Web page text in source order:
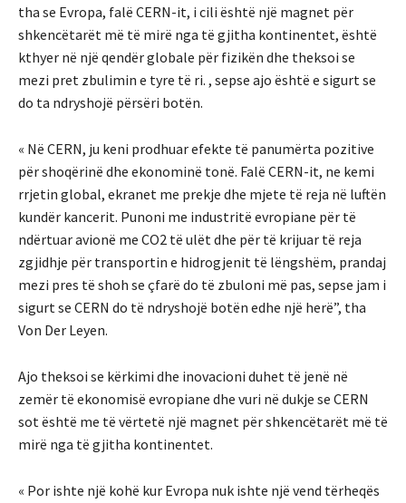
tha se Evropa, falë CERN-it, i cili është një magnet për
shkencëtarët më të mirë nga të gjitha kontinentet, është
kthyer në një qendër globale për fizikën dhe theksoi se
mezi pret zbulimin e tyre të ri. , sepse ajo është e sigurt se
do ta ndryshojë përsëri botën.
« Në CERN, ju keni prodhuar efekte të panumërta pozitive
për shoqërinë dhe ekonominë tonë. Falë CERN-it, ne kemi
rrjetin global, ekranet me prekje dhe mjete të reja në luftën
kundër kancerit. Punoni me industritë evropiane për të
ndërtuar avionë me CO2 të ulët dhe për të krijuar të reja
zgjidhje për transportin e hidrogjenit të lëngshëm, prandaj
mezi pres të shoh se çfarë do të zbuloni më pas, sepse jam i
sigurt se CERN do të ndryshojë botën edhe një herë”, tha
Von Der Leyen.
Ajo theksoi se kërkimi dhe inovacioni duhet të jenë në
zemër të ekonomisë evropiane dhe vuri në dukje se CERN
sot është me të vërtetë një magnet për shkencëtarët më të
mirë nga të gjitha kontinentet.
« Por ishte një kohë kur Evropa nuk ishte një vend tërheqës